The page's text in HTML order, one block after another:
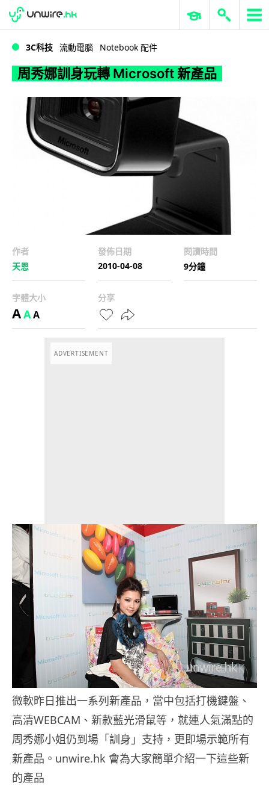
周秀娜訓身玩轉 Microsoft 新產品
WWDC 2026 ERP 與商業 AI
3C科技 流動電腦 Notebook 配件
周秀娜訓身玩轉 Microsoft 新產品
作者
天恩
發佈日期
2010-04-08
閱讀時間
9分鐘
字體大小
AAA
分享
ADVERTISEMENT
微軟昨日推出一系列新產品，當中包括打機鍵盤、
高清WEBCAM、新款藍光滑鼠等，就連人氣滿點的
周秀娜小姐仍到場「訓身」支持，更即場示範所有
新產品。unwire.hk 會為大家簡單介紹一下這些新
的產品